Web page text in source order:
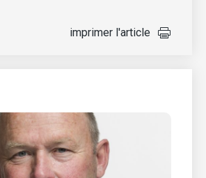
imprimer l'article